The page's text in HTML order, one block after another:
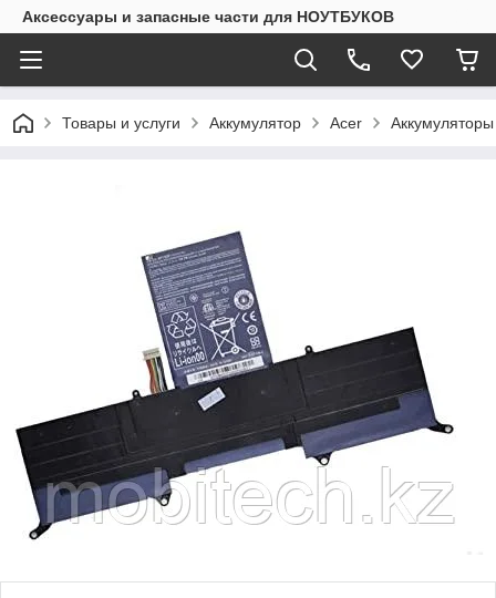
Аксессуары и запасные части для НОУТБУКОВ
Товары и услуги Аккумулятор Acer